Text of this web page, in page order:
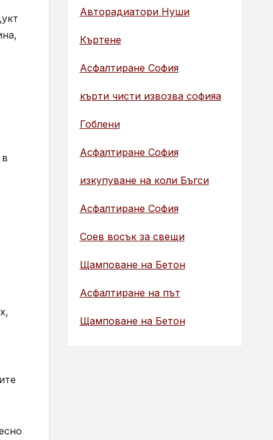
Авторадиатори Нуши
Къртене
Асфалтиране София
кърти чисти извозва софияа
Гоблени
Асфалтиране София
изкупуване на коли Бъгси
Асфалтиране София
Соев восък за свещи
Щамповане на Бетон
Асфалтиране на път
Щамповане на Бетон